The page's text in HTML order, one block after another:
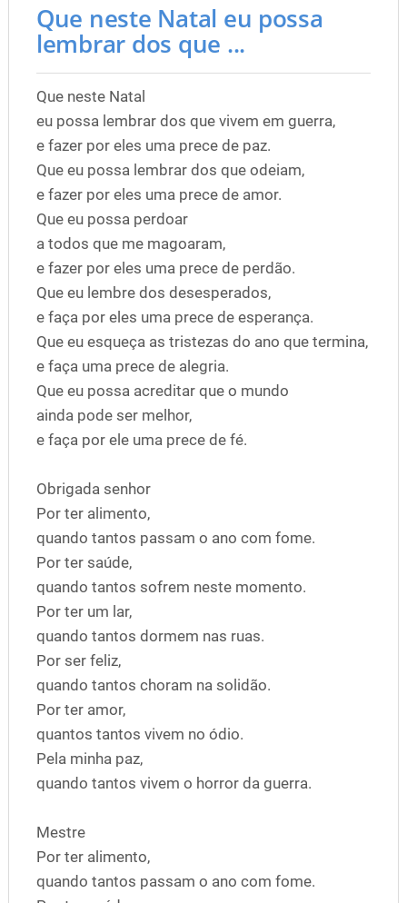
Que neste Natal eu possa
lembrar dos que ...
Que neste Natal
eu possa lembrar dos que vivem em guerra,
e fazer por eles uma prece de paz.
Que eu possa lembrar dos que odeiam,
e fazer por eles uma prece de amor.
Que eu possa perdoar
a todos que me magoaram,
e fazer por eles uma prece de perdão.
Que eu lembre dos desesperados,
e faça por eles uma prece de esperança.
Que eu esqueça as tristezas do ano que termina,
e faça uma prece de alegria.
Que eu possa acreditar que o mundo
ainda pode ser melhor,
e faça por ele uma prece de fé.
Obrigada senhor
Por ter alimento,
quando tantos passam o ano com fome.
Por ter saúde,
quando tantos sofrem neste momento.
Por ter um lar,
quando tantos dormem nas ruas.
Por ser feliz,
quando tantos choram na solidão.
Por ter amor,
quantos tantos vivem no ódio.
Pela minha paz,
quando tantos vivem o horror da guerra.
Mestre
Por ter alimento,
quando tantos passam o ano com fome.